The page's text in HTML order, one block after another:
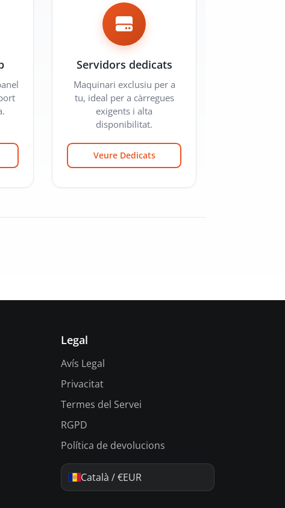
Servidors dedicats
Maquinari exclusiu per a
tu, ideal per a càrregues
exigents i alta
disponibilitat.
Veure Dedicats
Legal
Avís Legal
Privacitat
Termes del Servei
RGPD
Política de devolucions
Català / €EUR